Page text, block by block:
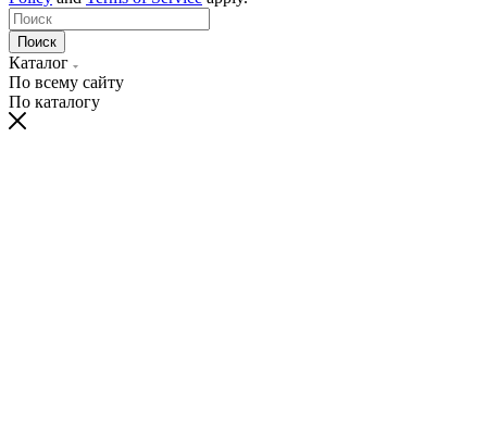
Поиск
Каталог
По всему сайту
По каталогу